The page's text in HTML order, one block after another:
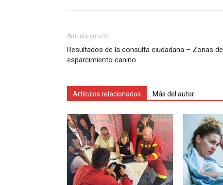
Artículo anterior
Resultados de la consulta ciudadana – Zonas de
esparcimiento canino
Artículos relacionados Más del autor